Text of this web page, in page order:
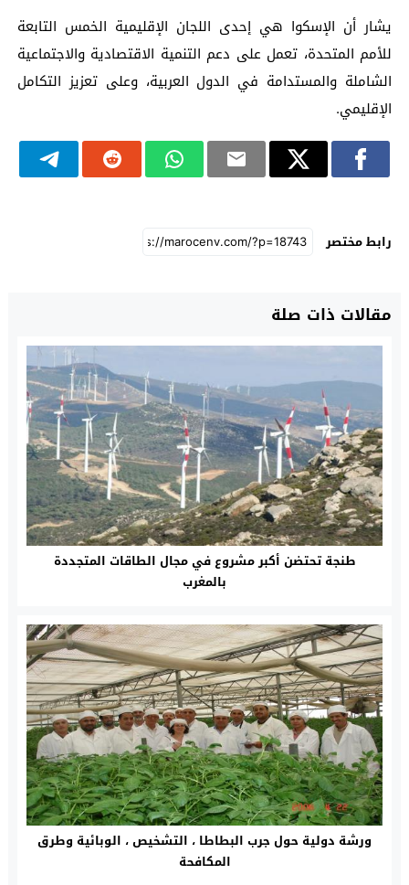
يشار أن الإسكوا هي إحدى اللجان الإقليمية الخمس التابعة
للأمم المتحدة، تعمل على دعم التنمية الاقتصادية والاجتماعية
الشاملة والمستدامة في الدول العربية، وعلى تعزيز التكامل
الإقليمي.
رابط مختصر
مقالات ذات صلة
طنجة تحتضن أكبر مشروع في مجال الطاقات المتجددة
بالمغرب
ورشة دولية حول جرب البطاطا ، التشخيص ، الوبائية وطرق
المكافحة